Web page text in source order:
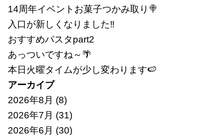
14周年イベントお菓子つかみ取り🍭
入口が新しくなりました‼
おすすめパスタpart2
あっついですね～🌴
本日火曜タイムが少し変わります🍉
アーカイブ
2026年8月 (8)
2026年7月 (31)
2026年6月 (30)